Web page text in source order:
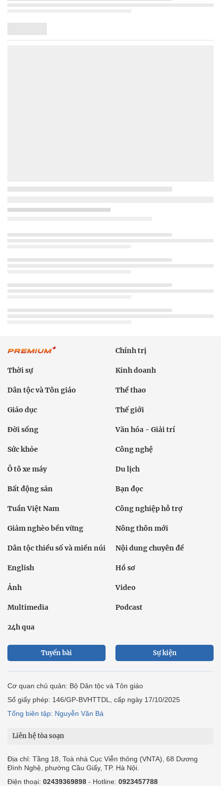
Chính trị
Thời sự Kinh doanh
Dân tộc và Tôn giáo Thể thao
Giáo dục Thế giới
Đời sống Văn hóa - Giải trí
Sức khỏe Công nghệ
Ô tô xe máy Du lịch
Bất động sản Bạn đọc
Tuần Việt Nam Công nghiệp hỗ trợ
Giảm nghèo bền vững Nông thôn mới
Dân tộc thiểu số và miền núi Nội dung chuyên đề
English Hồ sơ
Ảnh Video
Multimedia Podcast
24h qua
Tuyến bài Sự kiện
Cơ quan chủ quản: Bộ Dân tộc và Tôn giáo
Số giấy phép: 146/GP-BVHTTDL, cấp ngày 17/10/2025
Tổng biên tập: Nguyễn Văn Bá
Liên hệ tòa soạn
Địa chỉ: Tầng 18, Toà nhà Cục Viễn thông (VNTA), 68 Dương
Đình Nghệ, phường Cầu Giấy, TP. Hà Nội.
Điện thoại: 02439369898 - Hotline: 0923457788